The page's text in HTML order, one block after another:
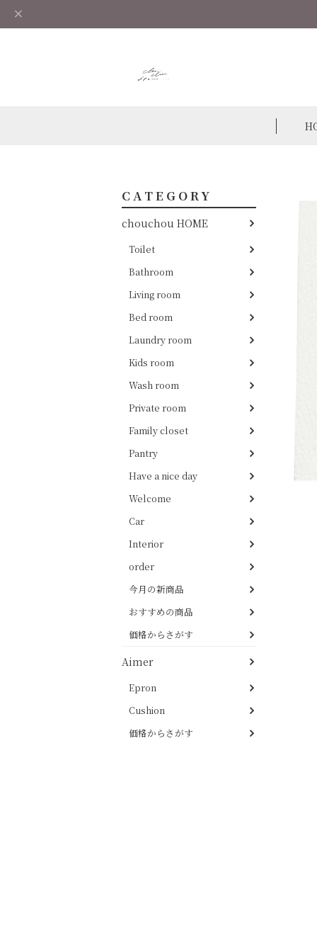
CATEGORY
chouchou HOME
Toilet
Bathroom
Living room
Bed room
Laundry room
Kids room
Wash room
Private room
Family closet
Pantry
Have a nice day
Welcome
Car
Interior
order
今月の新商品
おすすめの商品
価格からさがす
Aimer
Epron
Cushion
価格からさがす